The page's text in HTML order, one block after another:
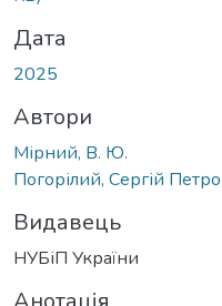
Дата
2025
Автори
Мірний, В. Ю.
Погорілий, Сергій
Видавець
НУБіП України